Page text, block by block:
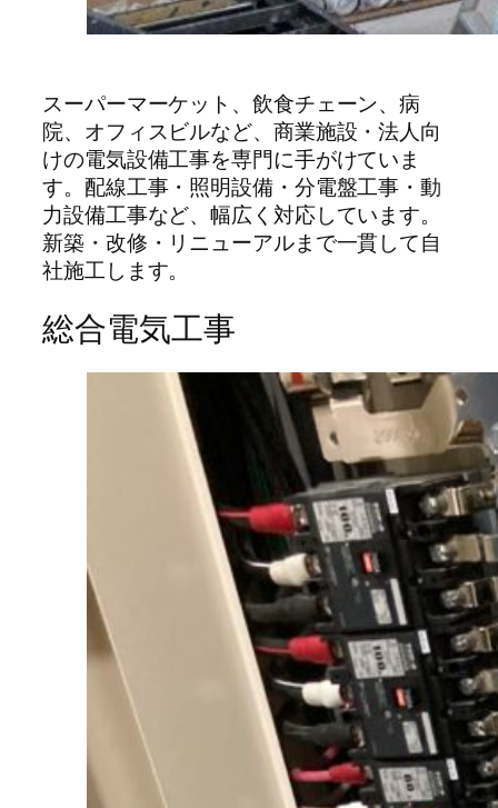
スーパーマーケット、飲食チェーン、病
院、オフィスビルなど、商業施設・法人向
けの電気設備工事を専門に手がけていま
す。配線工事・照明設備・分電盤工事・動
力設備工事など、幅広く対応しています。
新築・改修・リニューアルまで一貫して自
社施工します。
総合電気工事